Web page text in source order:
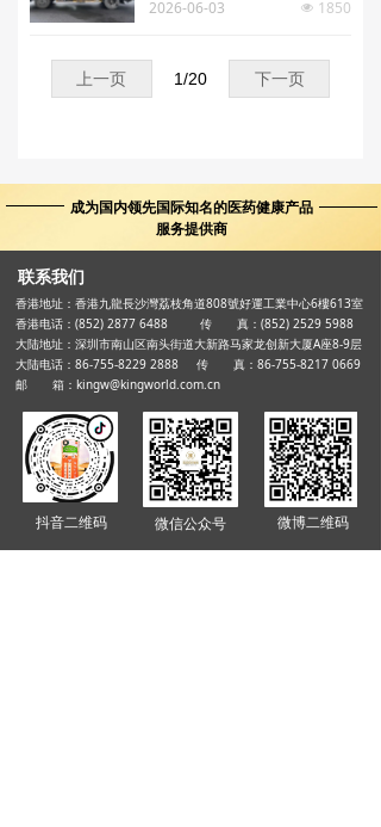
立足健康主业、服务国家战略、
넶 1850
2026-06-03
上一页 下一页
1/20
成为国内领先国际知名的医药健康产品
服务提供商
抖音二维码
联系我们
微信公众号 微博二维码
香港地址：香港九龍長沙灣荔枝角道808號好運工業中心6樓613室
香港电话：(852) 2877 6488 传 真：(852) 2529 5988
大陆地址：深圳市南山区南头街道大新路马家龙创新大厦A座8-9层
大陆电话：86-755-8229 2888 传 真：86-755-8217 0669
邮 箱：kingw@kingworld.com.cn